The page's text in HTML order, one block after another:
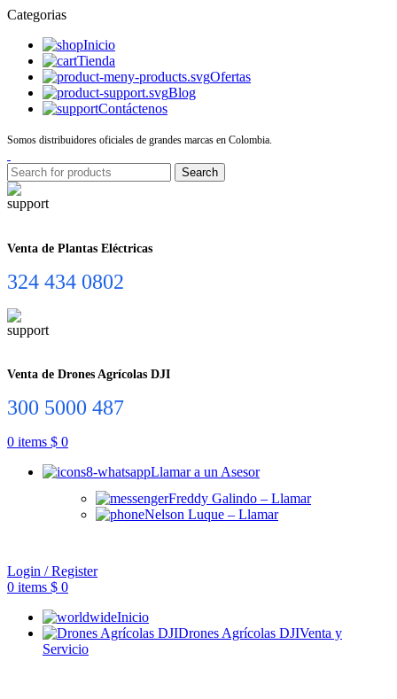
Categorias
Inicio
Tienda
Ofertas
Blog
Contáctenos
Somos distribuidores oficiales de grandes marcas en Colombia.
Search
Venta de Plantas Eléctricas
324 434 0802
Venta de Drones Agrícolas DJI
300 5000 487
0 items $ 0
Llamar a un Asesor
Freddy Galindo – Llamar
Nelson Luque – Llamar
Login / Register
0 items $ 0
Inicio
Drones Agrícolas DJIVenta y
Servicio